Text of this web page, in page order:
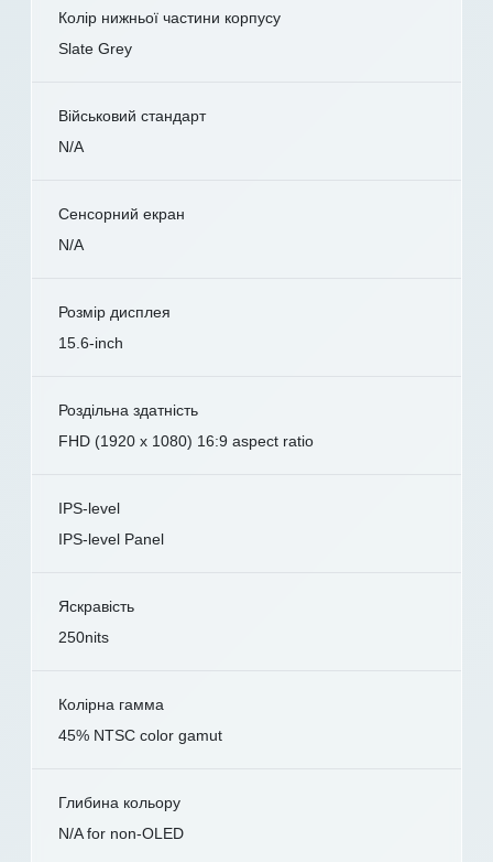
Колір нижньої частини корпусу
Slate Grey
Військовий стандарт
N/A
Сенсорний екран
N/A
Розмір дисплея
15.6-inch
Роздільна здатність
FHD (1920 x 1080) 16:9 aspect ratio
IPS-level
IPS-level Panel
Яскравість
250nits
Колірна гамма
45% NTSC color gamut
Глибина кольору
N/A for non-OLED